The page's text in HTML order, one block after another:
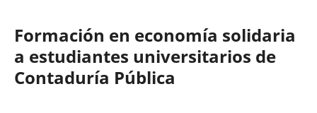
Formación en economía solidaria
a estudiantes universitarios de
Contaduría Pública